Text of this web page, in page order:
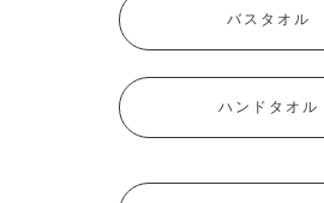
バスタオル
ハンドタオル